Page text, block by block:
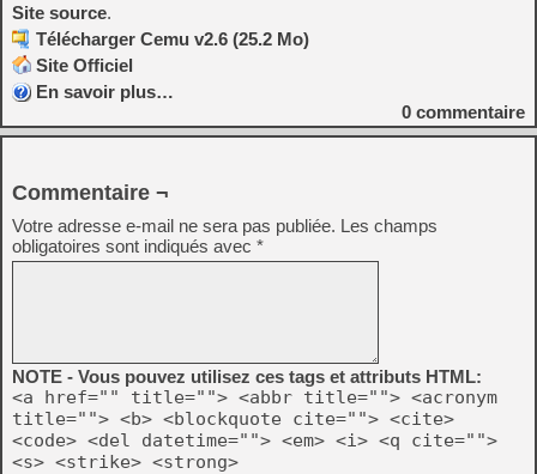
Site source.
Télécharger Cemu v2.6 (25.2 Mo)
Site Officiel
En savoir plus…
0 commentaire
Commentaire ¬
Votre adresse e-mail ne sera pas publiée. Les champs
obligatoires sont indiqués avec *
NOTE - Vous pouvez utilisez ces tags et attributs HTML:
<a href="" title=""> <abbr title=""> <acronym
title=""> <b> <blockquote cite=""> <cite>
<code> <del datetime=""> <em> <i> <q cite="">
<s> <strike> <strong>